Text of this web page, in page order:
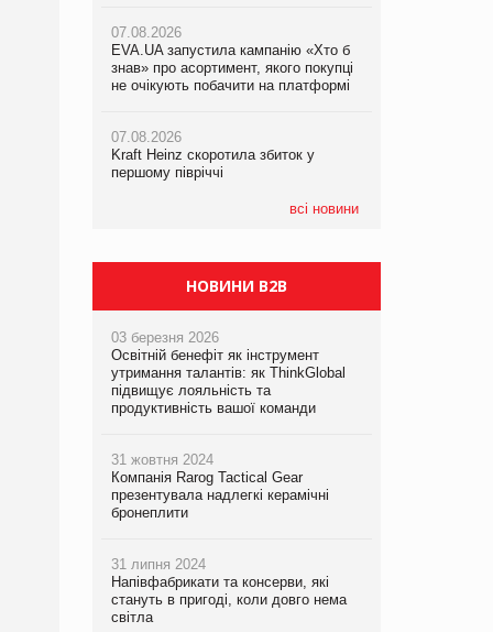
07.08.2026
EVA.UA запустила кампанію «Хто б
знав» про асортимент, якого покупці
не очікують побачити на платформі
07.08.2026
Kraft Heinz скоротила збиток у
першому півріччі
всі новини
07.08.2026
EVA.UA запустила кампанію «Хто б
знав» про асортимент, якого покупці
не очікують побачити на платформі
07.08.2026
Kraft Heinz скоротила збиток у
першому півріччі
06.08.2026
Починають діяти нові правила
імпорту продукції тваринного
НОВИНИ B2B
03 березня 2026
Освітній бенефіт як інструмент
утримання талантів: як ThinkGlobal
підвищує лояльність та
продуктивність вашої команди
31 жовтня 2024
Компанія Rarog Tactical Gear
презентувала надлегкі керамічні
бронеплити
31 липня 2024
Напівфабрикати та консерви, які
стануть в пригоді, коли довго нема
світла